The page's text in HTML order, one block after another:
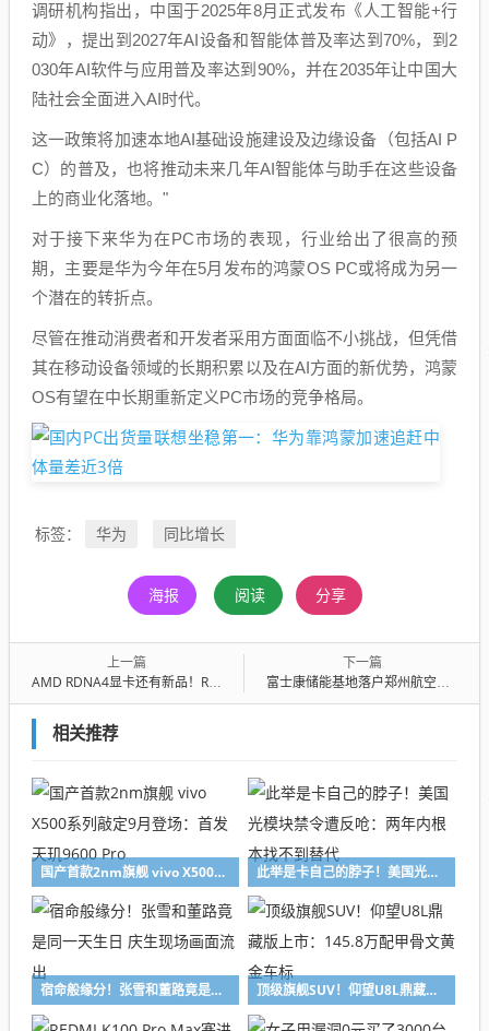
调研机构指出，中国于2025年8月正式发布《人工智能+行
动》，提出到2027年AI设备和智能体普及率达到70%，到2
030年AI软件与应用普及率达到90%，并在2035年让中国大
陆社会全面进入AI时代。
这一政策将加速本地AI基础设施建设及边缘设备（包括AI P
C）的普及，也将推动未来几年AI智能体与助手在这些设备
上的商业化落地。"
对于接下来华为在PC市场的表现，行业给出了很高的预
期，主要是华为今年在5月发布的鸿蒙OS PC或将成为另一
个潜在的转折点。
尽管在推动消费者和开发者采用方面面临不小挑战，但凭借
其在移动设备领域的长期积累以及在AI方面的新优势，鸿蒙
OS有望在中长期重新定义PC市场的竞争格局。
标签： 华为 同比增长
海报 阅读 分享
上一篇
AMD RDNA4显卡还有新品！RX 9060 XL被提及：但大概率是意外
下一篇
富士康储能基地落户郑州航空港 第四季度实现首批投产
相关推荐
国产首款2nm旗舰 vivo X500系列敲定9月登场：首发天玑9600 Pro 此举是卡自己的脖子！美国光模块禁令遭反呛：两年内根本找不到替代
宿命般缘分！张雪和董路竟是同一天生日 庆生现场画面流出 顶级旗舰SUV！仰望U8L鼎藏版上市：145.8万配甲骨文黄金车标